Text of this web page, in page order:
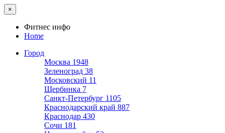
×
Фитнес инфо
Home
Город
Москва 1948
Зеленоград 38
Московский 11
Щербинка 7
Санкт-Петербург 1105
Краснодарский край 887
Краснодар 430
Сочи 181